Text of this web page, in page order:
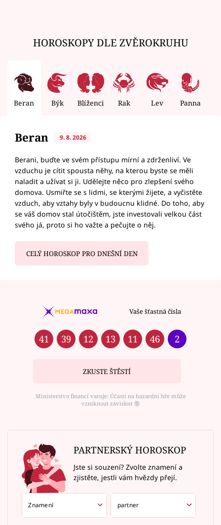
HOROSKOPY DLE ZVĚROKRUHU
Beran Býk Blíženci Rak Lev Panna
Beran 9. 8. 2026
Berani, buďte ve svém přístupu mírní a zdrženliví. Ve
vzduchu je cítit spousta něhy, na kterou byste se měli
naladit a užívat si ji. Udělejte něco pro zlepšení svého
domova. Usmiřte se s lidmi, se kterými žijete, a vyčistěte
vzduch, aby vztahy byly v budoucnu klidné. Do toho, aby
se váš domov stal útočištěm, jste investovali velkou část
svého já, proto si ho važte a pečujte o něj.
CELÝ HOROSKOP PRO DNEŠNÍ DEN
Vaše šťastná čísla
41 39 12 13 11 46 2
ZKUSTE ŠTĚSTÍ
Ministerstvo financí varuje: Účastí na hazardní hře může
vzniknout závislost ⑱
PARTNERSKÝ HOROSKOP
Jste si souzení? Zvolte znamení a
zjistěte, jestli vám hvězdy přejí.